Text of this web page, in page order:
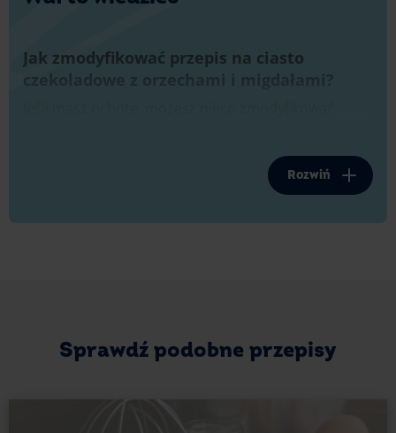
Jak zmodyfikować przepis na ciasto
czekoladowe z orzechami i migdałami?
umieścić ulubione owoce, jak np. borówki
amerykańskie, maliny czy nawet figi. Dzięki temu
nawet białą.
Rozwiń
Sprawdź podobne przepisy